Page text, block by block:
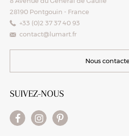
28190 Pontgouin - France
+33 (0)2 37 37 40 93
contact@lumart.fr
Nous
SUIVEZ-NOUS